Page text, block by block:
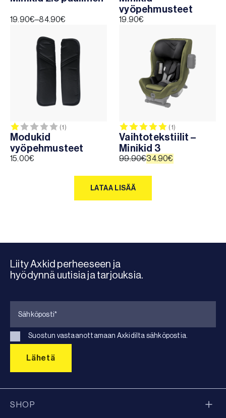
19.90€–84.90€
vyöpehmusteet
19.90€
Arvio: (1) 1.0 5:sta tähdestä
Modukid
vyöpehmusteet
15.00€
Arvio: (1)
Vaihtotekstiilit –
Minikid 3
99.90€
hinta
oli:
34.90€
hinta
on:
LATAA LISÄÄ
Liity Axkid perheeseen ja
hyödynnä uutisia ja tarjouksia.
Suostun vastaanottamaan Axkidilta sähköpostia.
SHOP